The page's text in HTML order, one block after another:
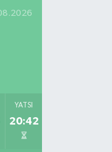
YATSI
20:42